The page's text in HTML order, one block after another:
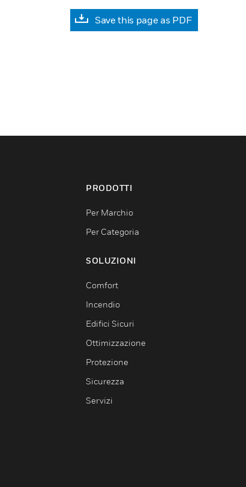
Save this page as PDF
PRODOTTI
Per Marchio
Per Categoria
SOLUZIONI
Comfort
Incendio
Edifici Sicuri
Ottimizzazione
Protezione
Sicurezza
Servizi